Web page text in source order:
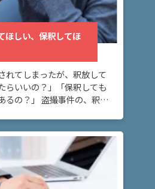
ほしい、保釈してほ
れてしまったが、釈放して
らいいの？」「保釈しても
るの？」 盗撮事件の、釈